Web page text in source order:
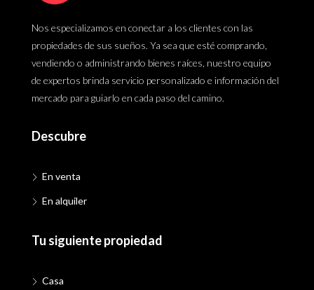
Nos especializamos en conectar a los clientes con las
propiedades de sus sueños. Ya sea que esté comprando,
vendiendo o administrando bienes raíces, nuestro equipo
de expertos brinda servicio personalizado e información del
mercado para guiarlo en cada paso del camino.
Descubre
En venta
En alquiler
Tu siguiente propiedad
Casa